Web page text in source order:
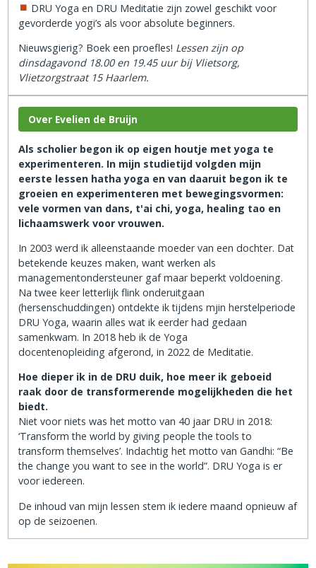
DRU Yoga en DRU Meditatie zijn zowel geschikt voor
gevorderde yogi’s als voor absolute beginners.
Nieuwsgierig? Boek een proefles! Lessen zijn op
dinsdagavond 18.00 en 19.45 uur bij Vlietsorg,
Vlietzorgstraat 15 Haarlem.
Over Evelien de Bruijn
Als scholier begon ik op eigen houtje met yoga te
experimenteren. In mijn studietijd volgden mijn
eerste lessen hatha yoga en van daaruit begon ik te
groeien en experimenteren met bewegingsvormen:
vele vormen van dans, t'ai chi, yoga, healing tao en
lichaamswerk voor vrouwen.
In 2003 werd ik alleenstaande moeder van een dochter. Dat
betekende keuzes maken, want werken als
managementondersteuner gaf maar beperkt voldoening.
Na twee keer letterlijk flink onderuitgaan
(hersenschuddingen) ontdekte ik tijdens mjin herstelperiode
DRU Yoga, waarin alles wat ik eerder had gedaan
samenkwam. In 2018 heb ik de Yoga
docentenopleiding afgerond, in 2022 de Meditatie.
Hoe dieper ik in de DRU duik, hoe meer ik geboeid
raak door de transformerende mogelijkheden die het
biedt.
Niet voor niets was het motto van 40 jaar DRU in 2018:
‘Transform the world by giving people the tools to
transform themselves’. Indachtig het motto van Gandhi: “Be
the change you want to see in the world”. DRU Yoga is er
voor iedereen.
De inhoud van mijn lessen stem ik iedere maand opnieuw af
op de seizoenen.